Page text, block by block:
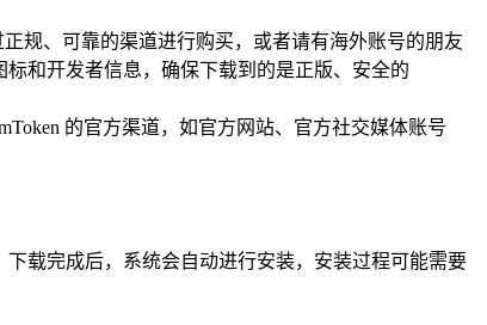
规、可靠的渠道进行购买，或者请有海外账号的朋友
和开发者信息，确保下载到的是正版、安全的
的官方渠道，如官方网站、官方社交媒体账号
下载完成后，系统会自动进行安装，安装过程可能需要